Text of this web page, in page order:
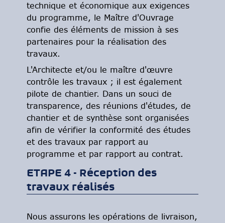
technique et économique aux exigences
du programme, le Maître d'Ouvrage
confie des éléments de mission à ses
partenaires pour la réalisation des
travaux.
L'Architecte et/ou le maître d'œuvre
contrôle les travaux ; il est également
pilote de chantier. Dans un souci de
transparence, des réunions d'études, de
chantier et de synthèse sont organisées
afin de vérifier la conformité des études
et des travaux par rapport au
programme et par rapport au contrat.
ETAPE 4 - Réception des
travaux réalisés
Nous assurons les opérations de livraison,